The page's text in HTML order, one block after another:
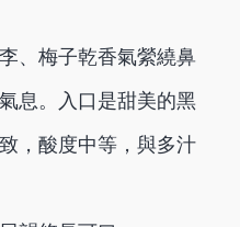
、梅子乾香氣縈繞鼻
息。入口是甜美的黑
，酸度中等，與多汁